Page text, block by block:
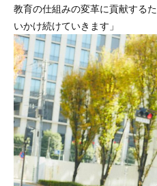
教育の仕組みの変革に貢献する
いかけ続けていきます」